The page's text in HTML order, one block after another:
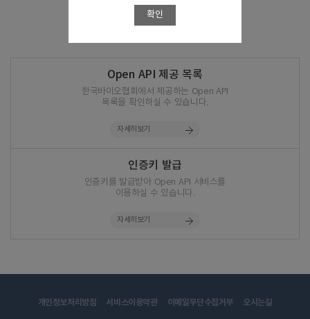
Open API 제공 목록
한국바이오협회에서 제공하는 Open API
목록을 확인하실 수 있습니다.
자세히보기
인증키 발급
인증키를 발급받아 Open API 서비스를
이용하실 수 있습니다.
자세히보기
확인
개인정보처리방침 서비스이용약관 이메일무단수집거부 오시는길